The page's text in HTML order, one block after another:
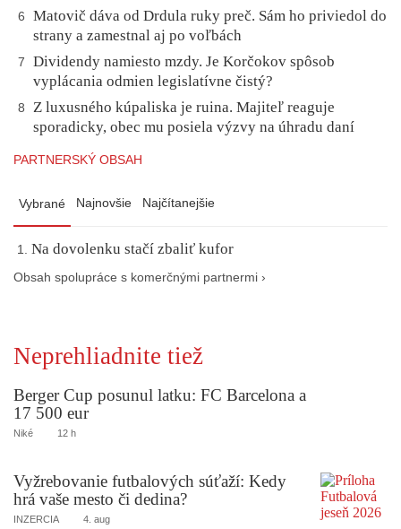
6
Matovič dáva od Drdula ruky preč. Sám ho priviedol do
strany a zamestnal aj po voľbách
7
Dividendy namiesto mzdy. Je Korčokov spôsob
vyplácania odmien legislatívne čistý?
8
Z luxusného kúpaliska je ruina. Majiteľ reaguje
sporadicky, obec mu posiela výzvy na úhradu daní
PARTNERSKÝ OBSAH
Vybrané Najnovšie Najčítanejšie
Na dovolenku stačí zbaliť kufor
Obsah spolupráce s komerčnými partnermi ›
Neprehliadnite tiež
Berger Cup posunul latku: FC Barcelona a
17 500 eur
Niké 12 h
Vyžrebovanie futbalových súťaží: Kedy
hrá vaše mesto či dedina?
INZERCIA 4. aug